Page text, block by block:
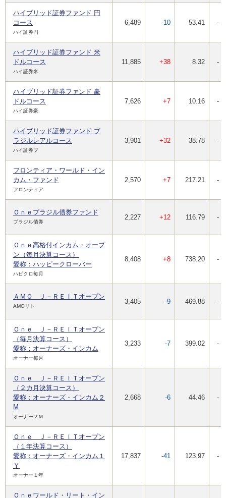
ハイブリッド証券ファンド 円
コース
ハイ証券円
6,489 -10 53.41 -
ハイブリッド証券ファンド 米
ドルコース
ハイ証券米
11,885 +38 8.32 -
ハイブリッド証券ファンド 豪
ドルコース
ハイ証券豪
7,626 +7 10.16 -
ハイブリッド証券ファンド ブ
ラジルレアルコース
ハイ証券ブ
3,901 +32 38.78 -
フロンティア・ワールド・イン
カム・ファンド
フロンティア
2,570 +7 217.21 -
Ｏｎｅブラジル債券ファンド
ブラジル債券
2,227 +12 116.79 -
Ｏｎｅ高格付インカム・オープ
ン（毎月決算コース）
愛称：ハッピークローバー
ハピクロ毎月
8,408 +8 738.20 -
ＡＭＯ Ｊ－ＲＥＩＴオープン
AMOリト
3,405 -9 469.88 -
Ｏｎｅ Ｊ－ＲＥＩＴオープン
（毎月決算コース）
愛称：オーナーズ・インカム
オーナー毎月
3,233 -7 399.02 -
Ｏｎｅ Ｊ－ＲＥＩＴオープン
（２カ月決算コース）
愛称：オーナーズ・インカム２
M
オーナー２Ｍ
2,668 -6 44.46 -
Ｏｎｅ Ｊ－ＲＥＩＴオープン
（１年決算コース）
愛称：オーナーズ・インカム１
Ｙ
オーナー１年
17,837 -41 123.97 -
Ｏｎｅワールド・リート・イン